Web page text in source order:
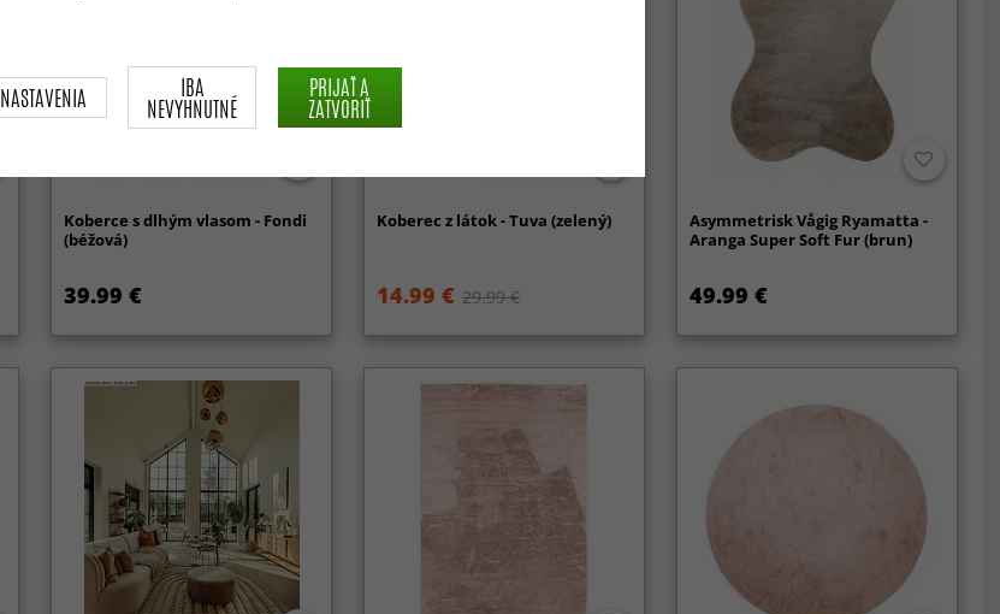
Koberce s dlhým vlasom - Fondi
(béžová)
39.99 €
Koberec z látok - Tuva (zelený)
14.99 € 29.99 €
Asymmetrisk Vågig Ryamatta -
Aranga Super Soft Fur (brun)
49.99 €
NASTAVENIA IBA
NEVYHNUTNÉ
PRIJAŤ A
ZATVORIŤ